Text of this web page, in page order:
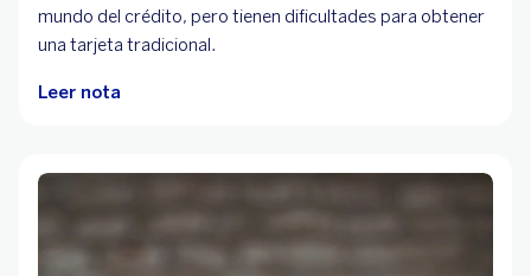
mundo del crédito, pero tienen dificultades para obtener
una tarjeta tradicional.
Leer nota